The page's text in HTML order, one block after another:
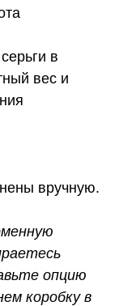
в
вес и
вручную.
опцию
коробку в